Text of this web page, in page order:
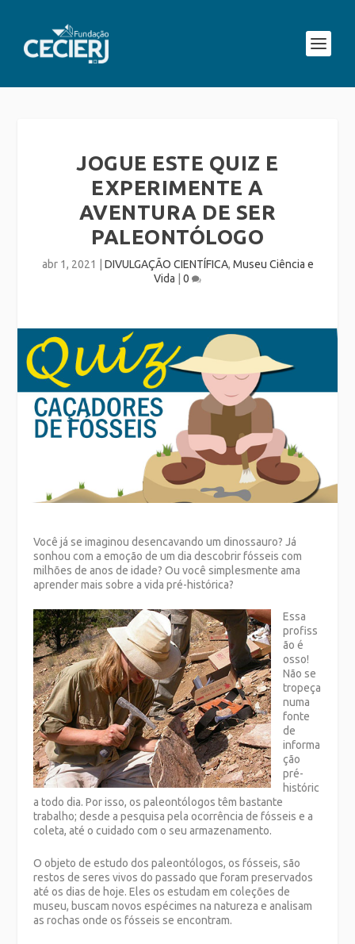
JOGUE ESTE QUIZ E
EXPERIMENTE A
AVENTURA DE SER
PALEONTÓLOGO
abr 1, 2021 DIVULGAÇÃO CIENTÍFICA, Museu Ciência e
Vida
0
Você já se imaginou desencavando um dinossauro? Já
sonhou com a emoção de um dia descobrir fósseis com
milhões de anos de idade? Ou você simplesmente ama
aprender mais sobre a vida pré-histórica?
Essa
profiss
ão é
osso!
Não se
tropeça
numa
fonte
de
informa
ção
pré-
históric
a todo dia. Por isso, os paleontólogos têm bastante
trabalho; desde a pesquisa pela ocorrência de fósseis e a
coleta, até o cuidado com o seu armazenamento.
O objeto de estudo dos paleontólogos, os fósseis, são
restos de seres vivos do passado que foram preservados
até os dias de hoje. Eles os estudam em coleções de
museu, buscam novos espécimes na natureza e analisam
as rochas onde os fósseis se encontram.